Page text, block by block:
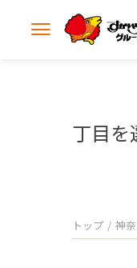
メ
丁目を
トップ 神